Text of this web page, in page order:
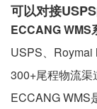
可以对接
ECCANG WMS
USPS、Roymai
300+尾程物流渠
ECCANG WMS